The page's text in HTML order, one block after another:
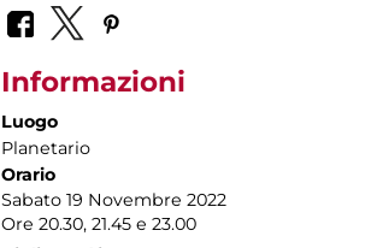
Informazioni
Luogo
Planetario
Orario
Sabato 19 Novembre 2022
Ore 20.30, 21.45 e 23.00